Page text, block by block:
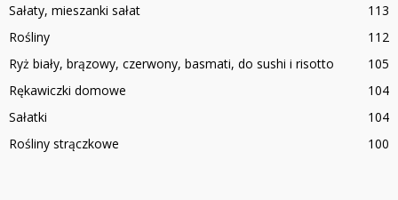
Sałaty, mieszanki sałat
113
Rośliny
112
Ryż biały, brązowy, czerwony, basmati, do sushi i risotto
105
Rękawiczki domowe
104
Sałatki
104
Rośliny strączkowe
100